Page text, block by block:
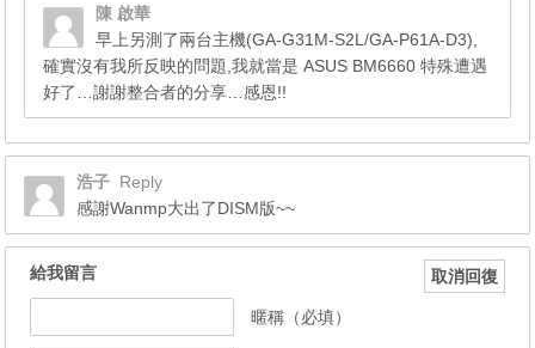
陳 啟華
早上另測了兩台主機(GA-G31M-S2L/GA-P61A-D3),
確實沒有我所反映的問題,我就當是 ASUS BM6660 特殊遭遇
好了…謝謝整合者的分享…感恩!!
浩子 Reply
感謝Wanmp大出了DISM版~~
給我留言 取消回復
暱稱（必填）